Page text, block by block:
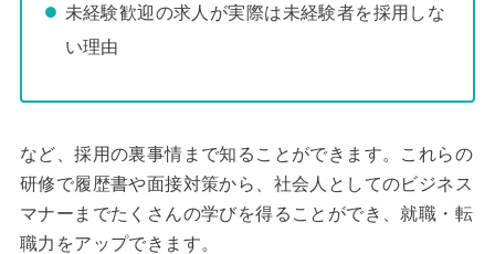
未経験歓迎の求人が実際は未経験者を採用しな
い理由
など、採用の裏事情まで知ることができます。これらの
研修で履歴書や面接対策から、社会人としてのビジネス
マナーまでたくさんの学びを得ることができ、就職・転
職力をアップできます。